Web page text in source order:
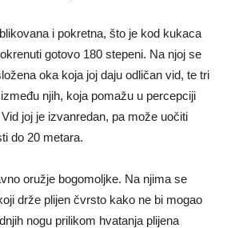
i pokretna, što je kod kukaca
gotovo 180 stepeni. Na njoj se
oka koja joj daju odličan vid, te tri
njih, koja pomažu u percepciji
joj je izvanredan, pa može uočiti
do 20 metara.
oružje bogomoljke. Na njima se
drže plijen čvrsto kako ne bi mogao
nogu prilikom hvatanja plijena